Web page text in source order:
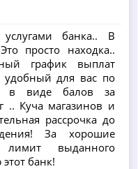
банка.. В
просто находка..
график выплат
удобный для вас по
в виде балов за
.. Куча магазинов и
рассрочка до
За хорошие
лимит выданного
банк!